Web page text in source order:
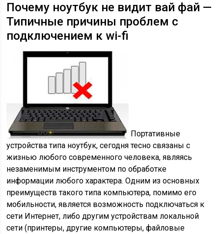
Почему ноутбук не видит вай фай —
Типичные причины проблем с
подключением к wi-fi
Портативные
устройства типа ноутбук, сегодня тесно связаны с
жизнью любого современного человека, являясь
незаменимым инструментом по обработке
информации любого характера. Одним из основных
преимуществ такого типа компьютера, помимо его
мобильности, является возможность подключаться к
сети Интернет, либо другим устройствам локальной
сети (принтеры, другие компьютеры, файловые